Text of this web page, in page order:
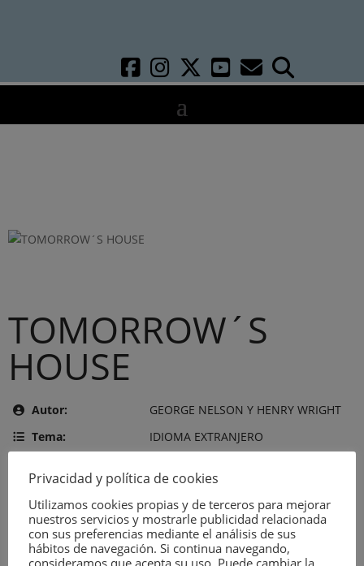
TOMORROW´S
HOUSE
Autor:
GEORGE NELSON Y HENRY WRIGHT
Tema:
IDIOMA EXTRANJERO
SIMON AND SCHUSTER
Año de publicación: 6 de agosto de 2026
Número:
1868
Privacidad y política de cookies
Utilizamos cookies propias y de terceros para mejorar
nuestros servicios y mostrarle publicidad relacionada
con sus preferencias mediante el análisis de sus
hábitos de navegación. Si continua navegando,
consideramos que acepta su uso. Puede cambiar la